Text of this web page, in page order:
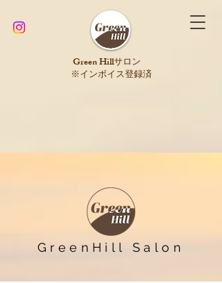
​Green Hillサロン
※インボイス登録済
GreenHill Salon